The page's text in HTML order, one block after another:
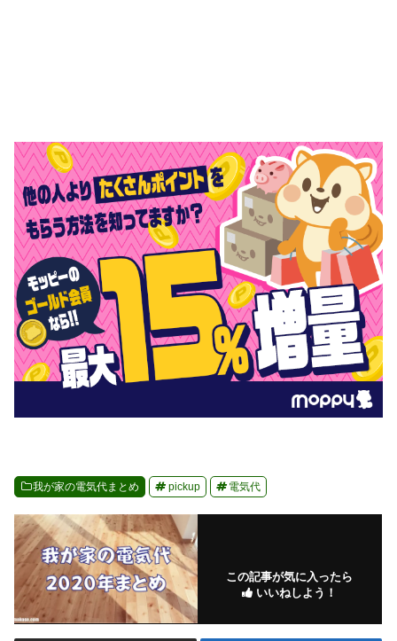
我が家の電気代まとめ pickup 電気代
この記事が気に入ったら
いいねしよう！